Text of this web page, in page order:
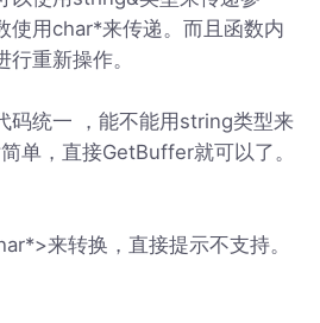
使用char*来传递。而且函数内
重新操作。
码统一 ，能不能用string类型来
单，直接GetBuffer就可以了。
来转换，直接提示不支持。